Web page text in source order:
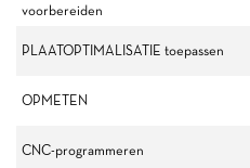
voorbereiden
PLAATOPTIMALISATIE toepassen
OPMETEN
CNC-programmeren